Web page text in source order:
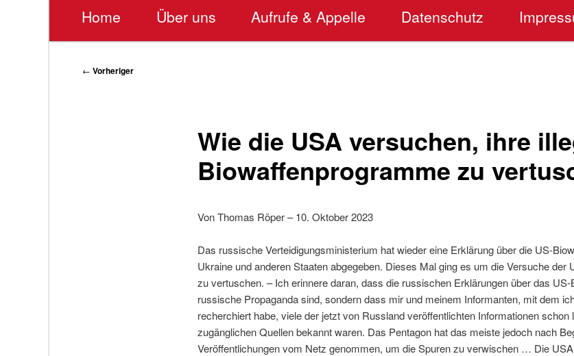
Home Über uns Aufrufe & Appelle Datenschutz
Beitragsnavigation
← Vorheriger
Wie die USA versuchen, ihre
Biowaffenprogramme zu
Von Thomas Röper – 10. Oktober 2023
Das russische Verteidigungsministerium hat wieder eine Erklärung über die US-
Ukraine und anderen Staaten abgegeben. Dieses Mal ging es um die Versuche der
zu vertuschen. – Ich erinnere daran, dass die russischen Erklärungen über das
russische Propaganda sind, sondern dass mir und meinem Informanten, mit dem
recherchiert habe, viele der jetzt von Russland veröffentlichten Informationen schon
zugänglichen Quellen bekannt waren. Das Pentagon hat das meiste jedoch nach
Veröffentlichungen vom Netz genommen, um die Spuren zu verwischen … Die